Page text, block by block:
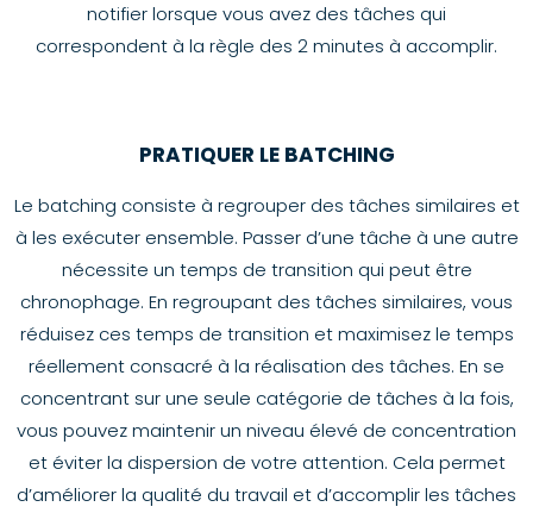
notifier lorsque vous avez des tâches qui
correspondent à la règle des 2 minutes à accomplir.
PRATIQUER LE BATCHING
Le batching consiste à regrouper des tâches similaires et
à les exécuter ensemble. Passer d’une tâche à une autre
nécessite un temps de transition qui peut être
chronophage. En regroupant des tâches similaires, vous
réduisez ces temps de transition et maximisez le temps
réellement consacré à la réalisation des tâches. En se
concentrant sur une seule catégorie de tâches à la fois,
vous pouvez maintenir un niveau élevé de concentration
et éviter la dispersion de votre attention. Cela permet
d’améliorer la qualité du travail et d’accomplir les tâches